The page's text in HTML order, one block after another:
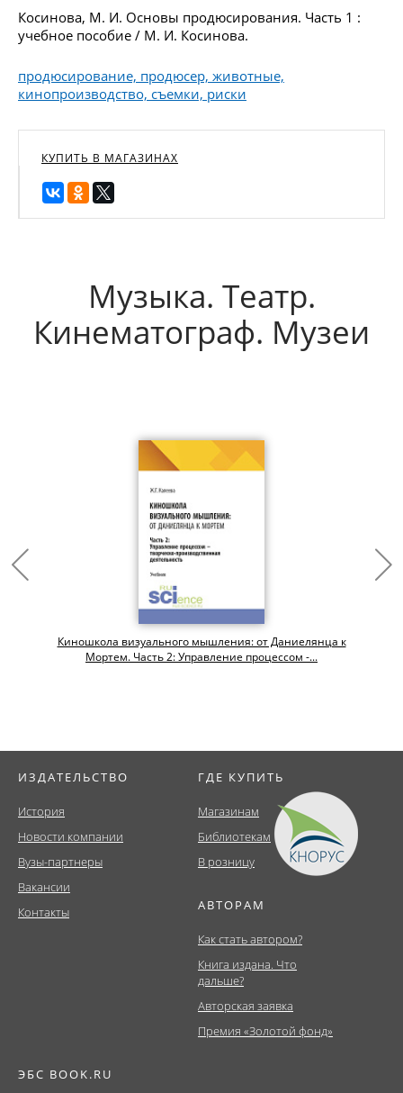
Косинова, М. И. Основы продюсирования. Часть 1 :
учебное пособие / М. И. Косинова.
продюсирование, продюсер, животные,
кинопроизводство, съемки, риски
КУПИТЬ В МАГАЗИНАХ
Музыка. Театр.
Кинематограф. Музеи
Киношкола визуального мышления: от Даниелянца к
Мортем. Часть 2: Управление процессом -...
ИЗДАТЕЛЬСТВО
История
Новости компании
Вузы-партнеры
Вакансии
Контакты
ГДЕ КУПИТЬ
Магазинам
Библиотекам
В розницу
АВТОРАМ
Как стать автором?
Книга издана. Что
дальше?
Авторская заявка
Премия «Золотой фонд»
ЭБС BOOK.RU